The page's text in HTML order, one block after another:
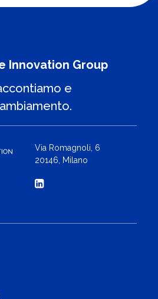
Innovation Group
e
Via Romagnoli, 6
20146, Milano